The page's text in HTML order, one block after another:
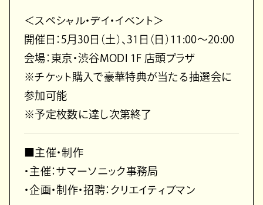
＜スペシャル・デイ・イベント＞
開催日：5月30日（土）、31日（日）11:00～20:00
会場：東京・渋谷MODI 1F 店頭プラザ
※チケット購入で豪華特典が当たる抽選会に
参加可能
※予定枚数に達し次第終了
■主催・制作
・主催：サマーソニック事務局
・企画・制作・招聘：クリエイティブマン